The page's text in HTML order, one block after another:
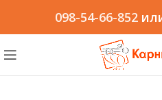
098-54-66-852